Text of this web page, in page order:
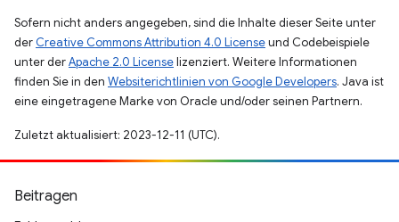
Sofern nicht anders angegeben, sind die Inhalte dieser Seite unter
der Creative Commons Attribution 4.0 Licenseund Codebeispiele
unter derApache 2.0 Licenselizenziert. Weitere Informationen
finden Sie in den Websiterichtlinien von Google Developers. Java ist
eine eingetragene Marke von Oracle und/oder seinen Partnern.
Zuletzt aktualisiert: 2023-12-11 (UTC).
Beitragen